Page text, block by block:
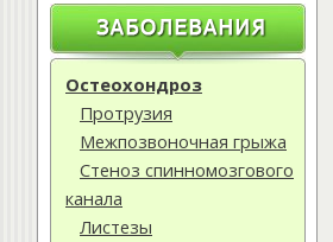
Остеохондроз
Протрузия
Межпозвоночная грыжа
Стеноз спинномозгового
канала
Листезы